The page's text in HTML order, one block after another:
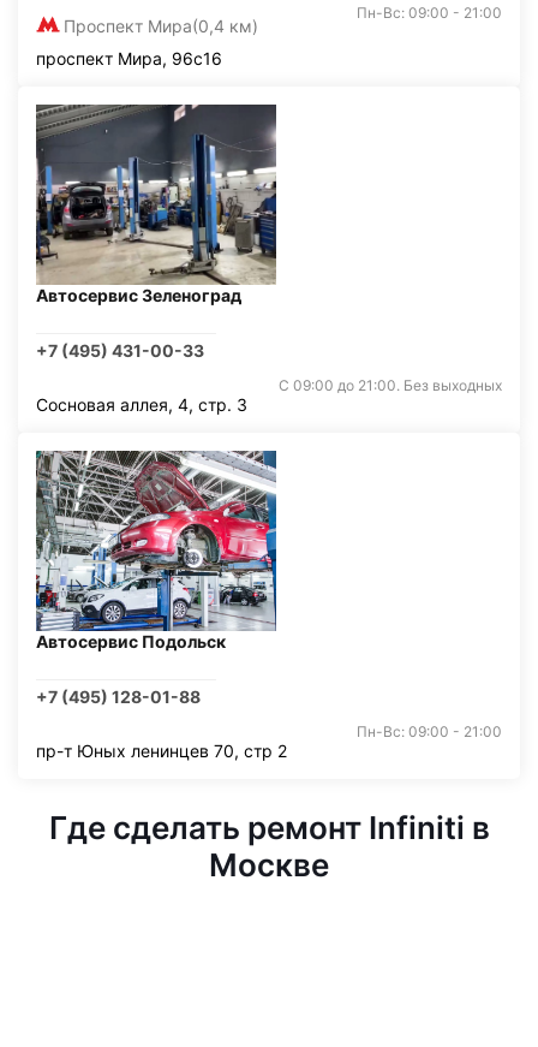
Проспект Мира(0,4 км)
Пн-Вс: 09:00 - 21:00
проспект Мира, 96с16
Автосервис Зеленоград
+7 (495) 431-00-33
С 09:00 до 21:00. Без выходных
Сосновая аллея, 4, стр. 3
Автосервис Подольск
+7 (495) 128-01-88
Пн-Вс: 09:00 - 21:00
пр-т Юных ленинцев 70, стр 2
Где сделать ремонт Infiniti в
Москве